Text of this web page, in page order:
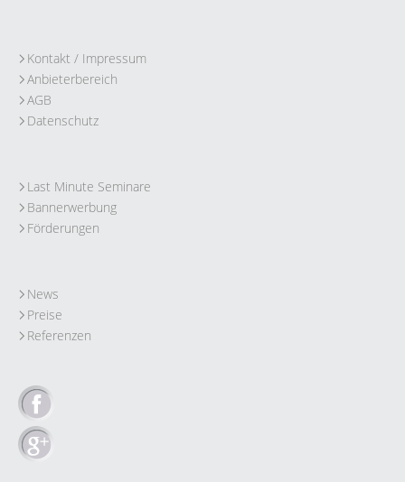
Kontakt / Impressum
Anbieterbereich
AGB
Datenschutz
Last Minute Seminare
Bannerwerbung
Förderungen
News
Preise
Referenzen